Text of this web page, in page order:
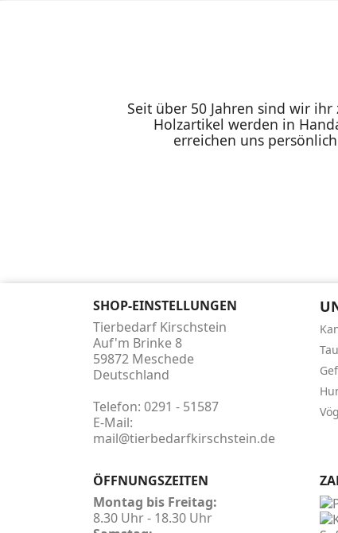
Seit über 50 Jahren sind wir
Holzartikel werden in
erreichen uns
SHOP-EINSTELLUNGEN
Tierbedarf Kirschstein
Auf'm Brinke 8
59872 Meschede
Deutschland
Telefon: 0291 - 51587
E-Mail:
mail@tierbedarfkirschstein.de
ÖFFNUNGSZEITEN
Montag bis Freitag:
8.30 Uhr - 18.30 Uhr